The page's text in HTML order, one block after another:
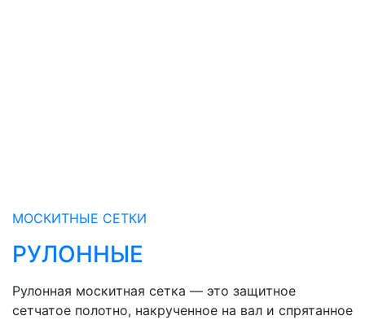
МОСКИТНЫЕ СЕТКИ
РУЛОННЫЕ
Рулонная москитная сетка — это защитное
сетчатое полотно, накрученное на вал и спрятанное